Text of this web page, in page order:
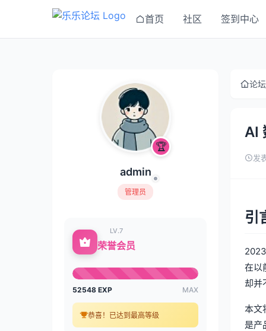
首页 社区 签到中心
🏆
admin
管理员
LV.7
荣誉会员
52548 EXP MAX
恭喜！已达到最高等级
论坛
AI
发
引
在以
却并
本文
是产